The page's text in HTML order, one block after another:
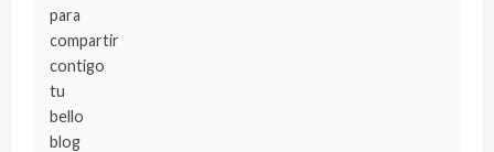
para
compartir
contigo
tu
bello
blog